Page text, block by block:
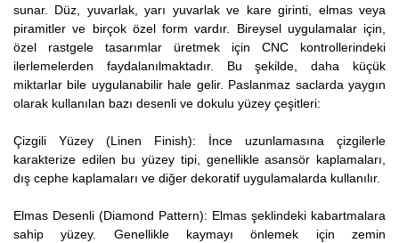
sunar. Düz, yuvarlak, yarı yuvarlak ve kare girinti, elmas veya
piramitler ve birçok özel form vardır. Bireysel uygulamalar için,
özel rastgele tasarımlar üretmek için CNC kontrollerindeki
ilerlemelerden faydalanılmaktadır. Bu şekilde, daha küçük
miktarlar bile uygulanabilir hale gelir. Paslanmaz saclarda yaygın
olarak kullanılan bazı desenli ve dokulu yüzey çeşitleri:
Çizgili Yüzey (Linen Finish): İnce uzunlamasına çizgilerle
karakterize edilen bu yüzey tipi, genellikle asansör kaplamaları,
dış cephe kaplamaları ve diğer dekoratif uygulamalarda kullanılır.
Elmas Desenli (Diamond Pattern): Elmas şeklindeki kabartmalara
sahip yüzey. Genellikle kaymayı önlemek için zemin